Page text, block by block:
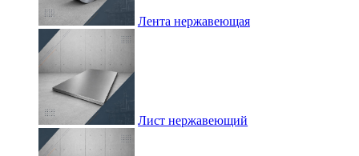
Лента нержавеющая
Лист нержавеющий